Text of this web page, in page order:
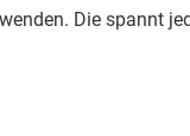
Die spannt